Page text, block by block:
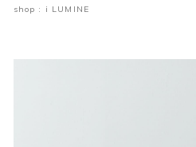
shop : i LUMINE